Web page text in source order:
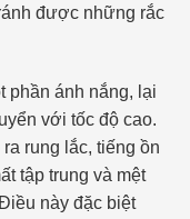
được những rắc
phần ánh nắng, lại
với tốc độ cao.
rung lắc, tiếng ồn
tập trung và mệt
này đặc biệt